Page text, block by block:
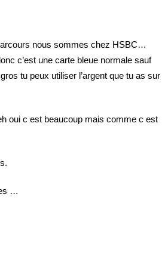
nous sommes chez HSBC…
c’est une carte bleue normale sauf
tu peux utiliser l’argent que tu as sur
oui c est beaucoup mais comme c est
…